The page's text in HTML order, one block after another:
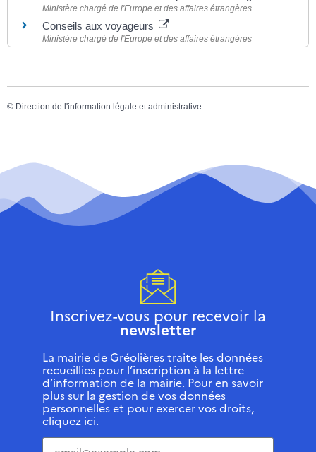
Ministère chargé de l'Europe et des affaires étrangères
Conseils aux voyageurs
Ministère chargé de l'Europe et des affaires étrangères
© Direction de l'information légale et administrative
Inscrivez-vous pour recevoir la
newsletter
La mairie de Gréolières traite les données
recueillies pour l’inscription à la lettre
d’information de la mairie. Pour en savoir
plus sur la gestion de vos données
personnelles et pour exercer vos droits,
cliquez ici.